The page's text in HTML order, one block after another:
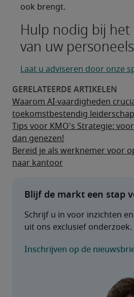
ook brengt.
Hulp nodig bij
van uw
Laat u adviseren door onze
Waarom AI-vaardigheden
toekomstbestendig leiderschap
Tips voor KMO's Strategie:
dan genezen!
Bereid je als werknemer voor
naar kantoor